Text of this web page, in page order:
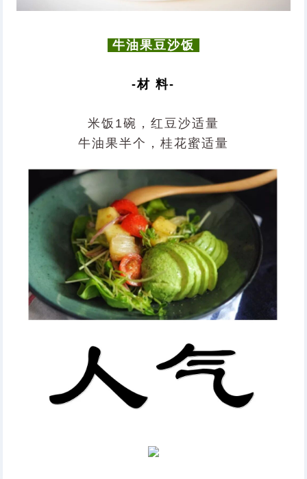
牛油果豆沙饭
-材 料-
米饭1碗，红豆沙适量
牛油果半个，桂花蜜适量